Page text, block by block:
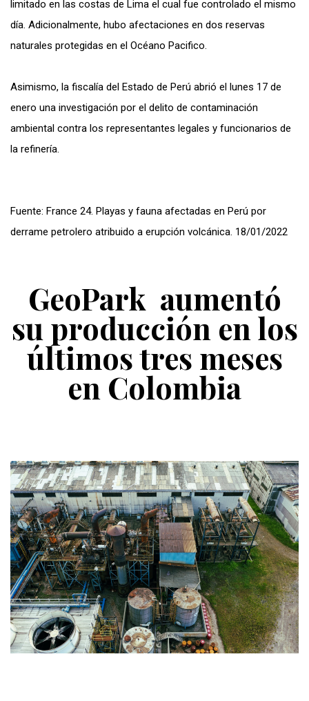
limitado en las costas de Lima el cual fue controlado el mismo
día. Adicionalmente, hubo afectaciones en dos reservas
naturales protegidas en el Océano Pacifico.
Asimismo, la fiscalía del Estado de Perú abrió el lunes 17 de
enero una investigación por el delito de contaminación
ambiental contra los representantes legales y funcionarios de
la refinería.
Fuente: France 24. Playas y fauna afectadas en Perú por
derrame petrolero atribuido a erupción volcánica. 18/01/2022
GeoPark aumentó
su producción en los
últimos tres meses
en Colombia